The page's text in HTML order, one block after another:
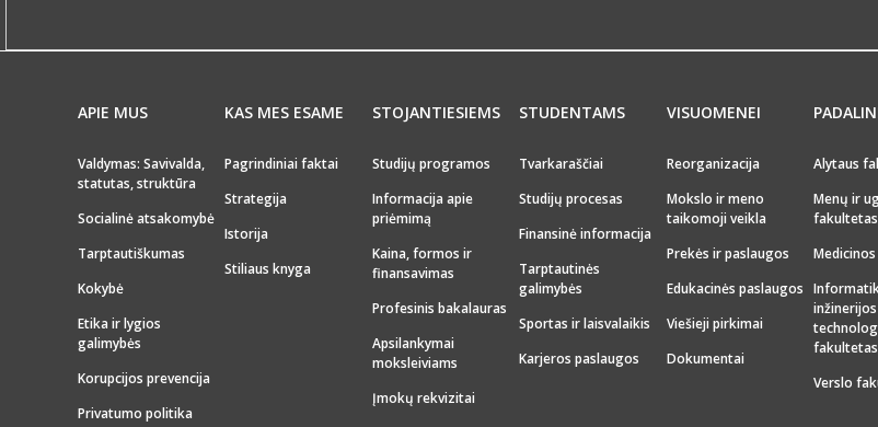
APIE MUS
Valdymas: Savivalda,
statutas, struktūra
Socialinė atsakomybė
Tarptautiškumas
Kokybė
Etika ir lygios
galimybės
Korupcijos prevencija
Privatumo politika
KAS MES ESAME
Pagrindiniai faktai
Strategija
Istorija
Stiliaus knyga
STOJANTIESIEMS
Studijų programos
Informacija apie
priėmimą
Kaina, formos ir
finansavimas
Profesinis bakalauras
Apsilankymai
moksleiviams
Įmokų rekvizitai
STUDENTAMS
Tvarkaraščiai
Studijų procesas
Finansinė informacija
Tarptautinės
galimybės
Sportas ir laisvalaikis
Karjeros paslaugos
VISUOMENEI
Reorganizacija
Mokslo ir meno
taikomoji veikla
Prekės ir paslaugos
Edukacinės paslaugos
Viešieji pirkimai
Dokumentai
Alytaus
Menų ir
fakultetas
fakultetas
Verslo